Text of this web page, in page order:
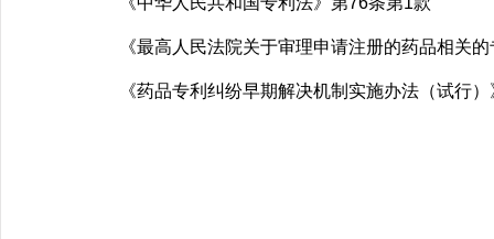
《最高人民法院关于审理申请注册的药品相关
《药品专利纠纷早期解决机制实施办法（试行